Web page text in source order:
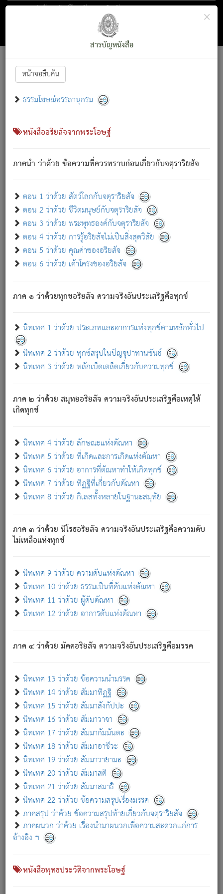
ตอน 1 ว่าด้วย สัตว์โลกกับจตุราริยสัจ
สารบัญ×
สารบัญหนังสือ
หน้าจอสืบค้น
ธรรมโฆษณ์อรรถานุกรม
หนังสืออริยสัจจากพระโอษฐ์
ภาคนำ ว่าด้วย ข้อความที่ควรทราบก่อนเกี่ยวกับจตุราริยสัจ
ตอน 1 ว่าด้วย สัตว์โลกกับจตุราริยสัจ
ตอน 2 ว่าด้วย ชีวิตมนุษย์กับจตุราริยสัจ
ตอน 3 ว่าด้วย พระพุทธองค์กับจตุราริยสัจ
ตอน 4 ว่าด้วย การรู้อริยสัจไม่เป็นสิ่งสุดวิสัย
ตอน 5 ว่าด้วย คุณค่าของอริยสัจ
ตอน 6 ว่าด้วย เค้าโครงของอริยสัจ
ภาค ๑ ว่าด้วยทุกขอริยสัจ ความจริงอันประเสริฐคือทุกข์
นิทเทศ 1 ว่าด้วย ประเภทและอาการแห่งทุกข์ตามหลักทั่วไป
นิทเทศ 2 ว่าด้วย ทุกข์สรุปในปัญจุปาทานขันธ์
นิทเทศ 3 ว่าด้วย หลักเบ็ดเตล็ดเกี่ยวกับความทุกข์
ภาค ๒ ว่าด้วย สมุทยอริยสัจ ความจริงอันประเสริฐคือเหตุให้
เกิดทุกข์
นิทเทศ 4 ว่าด้วย ลักษณะแห่งตัณหา
นิทเทศ 5 ว่าด้วย ที่เกิดและการเกิดแห่งตัณหา
นิทเทศ 6 ว่าด้วย อาการที่ตัณหาทำให้เกิดทุกข์
นิทเทศ 7 ว่าด้วย ทิฏฐิที่เกี่ยวกับตัณหา
นิทเทศ 8 ว่าด้วย กิเลสทั้งหลายในฐานะสมุทัย
ภาค ๓ ว่าด้วย นิโรธอริยสัจ ความจริงอันประเสริฐคือความดับ
ไม่เหลือแห่งทุกข์
นิทเทศ 9 ว่าด้วย ความดับแห่งตัณหา
นิทเทศ 10 ว่าด้วย ธรรมเป็นที่ดับแห่งตัณหา
นิทเทศ 11 ว่าด้วย ผู้ดับตัณหา
นิทเทศ 12 ว่าด้วย อาการดับแห่งตัณหา
ภาค ๔ ว่าด้วย มัคคอริยสัจ ความจริงอันประเสริฐคือมรรค
นิทเทศ 13 ว่าด้วย ข้อความนำมรรค
นิทเทศ 14 ว่าด้วย สัมมาทิฏฐิ
นิทเทศ 15 ว่าด้วย สัมมาสังกัปปะ
นิทเทศ 16 ว่าด้วย สัมมาวาจา
นิทเทศ 17 ว่าด้วย สัมมากัมมันตะ
นิทเทศ 18 ว่าด้วย สัมมาอาชีวะ
นิทเทศ 19 ว่าด้วย สัมมาวายามะ
นิทเทศ 20 ว่าด้วย สัมมาสติ
นิทเทศ 21 ว่าด้วย สัมมาสมาธิ
นิทเทศ 22 ว่าด้วย ข้อความสรุปเรื่องมรรค
ภาคสรุป ว่าด้วย ข้อความสรุปท้ายเกี่ยวกับจตุราริยสัจ
ภาคผนวก ว่าด้วย เรื่องนำมาผนวกเพื่อความสะดวกแก่การ
อ้างอิง ฯ
หนังสือพุทธประวัติจากพระโอษฐ์
Font :15 ]||
สัตว์โลกนี้ เกิดความเดือดร้อนแล้ว มีผัสสะบังหน้า
เขาสำคัญสิ่งใด โดยความเป็นประการใด แต่สิ่งนั้นย่อมเป็น
(ตามที่เป็นจริง) โดยประการอื่นจากที่เขาสำคัญนั้น
สัตว์โลกติดข้องอยู่ในภพ ถูกภพบังหน้าแล้ว มีภพโดยความ
เป็นอย่างอื่น (จากที่มันเป็นอยู่จริง) จึงได้เพลิดเพลินยิ่งนักในภพ
เขาเพลิดเพลินยิ่งนักในสิ่งใด สิ่งนั้นเป็นภัย (ที่เขาไม่รู้จัก)
เขากลัวต่อสิ่งใดสิ่งนั้นเป็นทุกข์
พรหมจรรย์นี้ อันบุคคลย่อมประพฤติ ก็เพื่อการละขาดซึ่ง
ภพ.
สมณะหรือพราหมณ์เหล่าใด กล่าวความหลุดพ้นจากภพว่า
มีได้เพราะภพ เรากล่าวว่า สมณะหรือพราหมณ์ทั้งปวงนั้น
มิใช่ผู้หลดพ้นจากภพ.
ภพ ว่ามีได้เพราะวิภพ[2]: เรากล่าวว่า สมณะหรือพราหมณ์ทั้ง
ปวงนั้น ก็ยังสลัดภพออกไปไม่ได้.
ก็ทุกข์นี้มีขึ้น เพราะอาศัยซึ่งอุปธิทั้งปวง.
เพราะความสิ้นไปแห่งอุปาทานทั้งปวง ความเกิดขึ้นแห่ง
ทุกข์จึงไม่มี.
ท่านจงดูโลกนี้เถิด (จะเห็นว่า) สัตว์ทั้งหลายอันอวิชาหนา
แน่นบังหนาแล้ว; และว่า สัตว์ผู้ยินดีในภพอันเป็นแล้วนั้น ย่อม
อันเป็นไปในที่หรือเวลาทั้งปวง[3]เพื่อความมีแห่งประโยชน์โดย
ประการทั้งปวง; ภพทั้งหลายทั้งหมดนั้น ไม่เที่ยง เป็นทุกข์ มี
ความแปรปรวนเป็นธรรมดา.
อย่างนี้อยู่; เขาย่อมละภวตัณหาได้ และไม่เพลิดเพลินวิภวตัณหา
ด้วย.
ความดับเพราะความสำรอกไม่เหลือ (แห่งภพทั้งหลาย)
เพราะความสิ้นไปแห่งตัณหาโดยประการทั้งปวง นั้นคือ
นิพพาน.
ภพใหม่ย่อมไม่มีแก่ภิกษุนั้น ผู้ดับเย็นสนิทแล้ว เพราะไม่มี
ภิกษุนั้น เป็นผู้ครอบงำมารได้แล้ว ชนะสงครามแล้ว ก้าวล่วง
ภพทั้งหลายทั้งปวงได้แล้ว เป็นผู้คงที่ (คือไม่เปลี่ยนแปลงอีกต่อ
- อุ.ขุ. ๒๕/๑๒๑/๘๔.
(ข้อความนี้ เป็นพระพุทธอุทานที่ทรงเปล่งออก ที่โคนต้นโพธิ์
เป็นที่ตรัสรู้ เมื่อตรัสรู้แล้วได้ 7 วัน)
เกี่ยวกับธรรมโฆษณ์ออนไลน์ (Disclaimer)
แม้ระบบ "ธรรมโฆษณ์ออนไลน์" พยายามปรับปรุงข้อมูลให้ถูกต้องมากที่สุด
ผู้ศึกษาก็พึงตรวจสอบกับตัวเล่มหนังสือต้นฉบับ ที่มีการพิมพ์ครั้งล่าสุด
ก่อนนำข้อมูลไปใช้ในการอ้างอิง"
เกี่ยวกับอัตถจารี|เกี่ยวกับการพัฒนา|แจ้งข้อผิดพลาด / แนะนำ
หนังสือที่เกี่ยวข้อง